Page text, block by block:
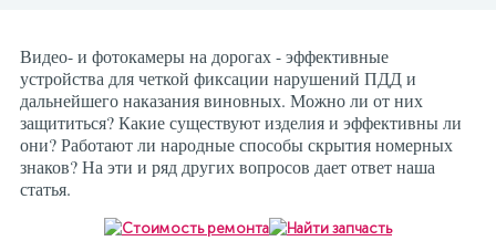
Видео- и фотокамеры на дорогах - эффективные
устройства для четкой фиксации нарушений ПДД и
дальнейшего наказания виновных. Можно ли от них
защититься? Какие существуют изделия и эффективны ли
они? Работают ли народные способы скрытия номерных
знаков? На эти и ряд других вопросов дает ответ наша
статья.